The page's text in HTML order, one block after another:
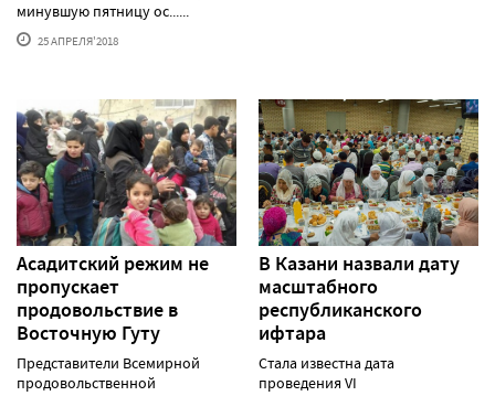
минувшую пятницу ос......
25 АПРЕЛЯ'2018
Асадитский режим не
пропускает
продовольствие в
Восточную Гуту
Представители Всемирной
продовольственной
В Казани назвали дату
масштабного
республиканского
ифтара
Стала известна дата
проведения VI